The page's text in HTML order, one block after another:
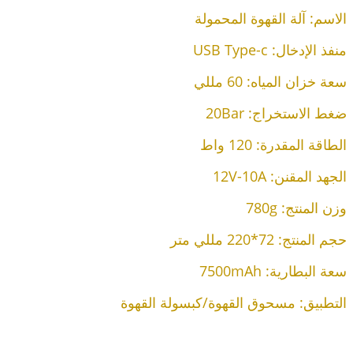
الاسم: آلة القهوة المحمولة
منفذ الإدخال: USB Type-c
سعة خزان المياه: 60 مللي
ضغط الاستخراج: 20Bar
الطاقة المقدرة: 120 واط
الجهد المقنن: 12V-10A
وزن المنتج: 780g
حجم المنتج: 72*220 مللي متر
سعة البطارية: 7500mAh
التطبيق: مسحوق القهوة/كبسولة القهوة